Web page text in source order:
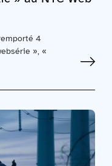
4
», «